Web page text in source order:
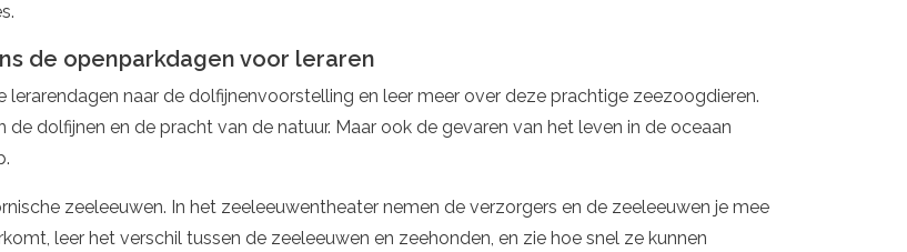
de openparkdagen voor leraren
naar de dolfijnenvoorstelling en leer meer over deze prachtige zeezoogdieren.
dolfijnen en de pracht van de natuur. Maar ook de gevaren van het leven in de oceaan
zeeleeuwen. In het zeeleeuwentheater nemen de verzorgers en de zeeleeuwen je mee
leer het verschil tussen de zeeleeuwen en zeehonden, en zie hoe snel ze kunnen